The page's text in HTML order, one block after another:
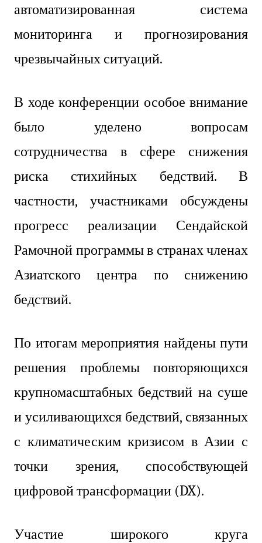
автоматизированная система
мониторинга и прогнозирования
чрезвычайных ситуаций.
В ходе конференции особое внимание
было уделено вопросам
сотрудничества в сфере снижения
риска стихийных бедствий. В
частности, участниками обсуждены
прогресс реализации Сендайской
Рамочной программы в странах членах
Азиатского центра по снижению
бедствий.
По итогам мероприятия найдены пути
решения проблемы повторяющихся
крупномасштабных бедствий на суше
и усиливающихся бедствий, связанных
с климатическим кризисом в Азии с
точки зрения, способствующей
цифровой трансформации (DX).
Участие широкого круга